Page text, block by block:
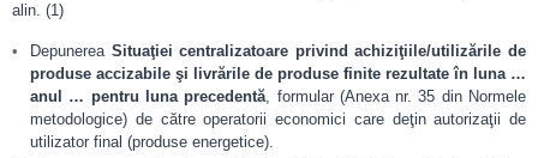
alin. (1)
Depunerea Situaţiei centralizatoare privind achiziţiile/utilizările de
produse accizabile şi livrările de produse finite rezultate în luna …
anul … pentru luna precedentă, formular (Anexa nr. 35 din Normele
metodologice) de către operatorii economici care deţin autorizaţii de
utilizator final (produse energetice).